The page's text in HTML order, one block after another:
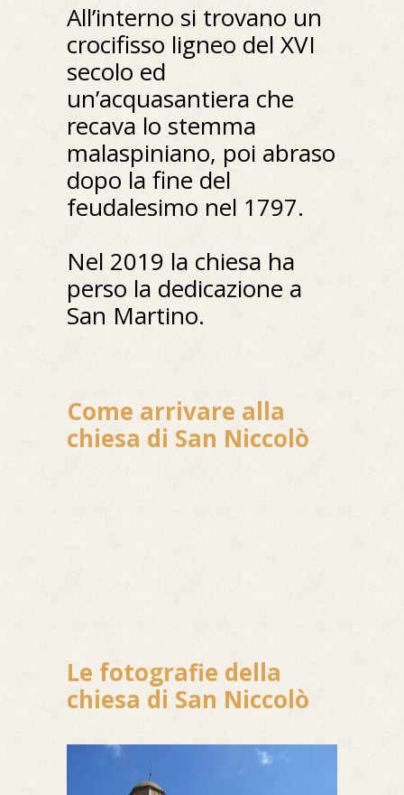
All’interno si trovano un
crocifisso ligneo del XVI
secolo ed
un’acquasantiera che
recava lo stemma
malaspiniano, poi abraso
dopo la fine del
feudalesimo nel 1797.
Nel 2019 la chiesa ha
perso la dedicazione a
San Martino.
Come arrivare alla
chiesa di San Niccolò
Le fotografie della
chiesa di San Niccolò